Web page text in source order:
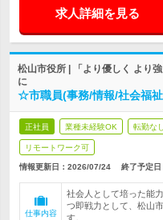
求人詳細を見る
松山市役所 | 「より優しく より
に
☆市職員(事務/情報/社会福
正社員 業種未経験OK 転勤なし
リモートワーク可
情報更新日：2026/07/24 終了予定日
仕事内容
社会人として培った能
つ即戦力として、松山
す。